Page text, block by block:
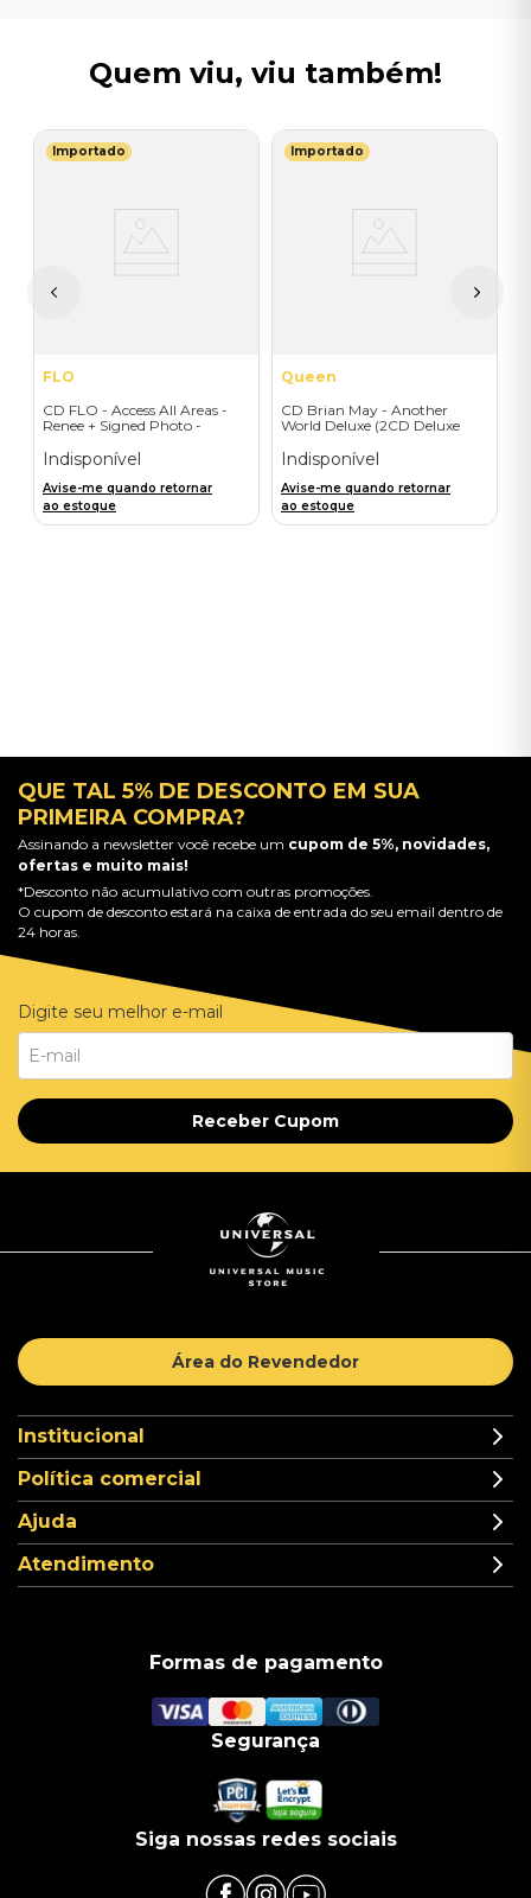
Quem viu, viu também!
Importado
FLO
CD FLO - Access All Areas -
Renee + Signed Photo -
Indisponível
Avise-me quando retornar
ao estoque
Importado
Queen
CD Brian May - Another
World Deluxe (2CD Deluxe
Indisponível
Avise-me quando retornar
ao estoque
QUE TAL 5% DE DESCONTO EM SUA
PRIMEIRA COMPRA?
Assinando a newsletter você recebe um cupom de 5%, novidades,
ofertas e muito mais!
*Desconto não acumulativo com outras promoções.
O cupom de desconto estará na caixa de entrada do seu email dentro de
24 horas.
Digite seu melhor e-mail
Receber Cupom
Área do Revendedor
Institucional
Política comercial
Ajuda
Atendimento
Formas de pagamento
Segurança
Siga nossas redes sociais